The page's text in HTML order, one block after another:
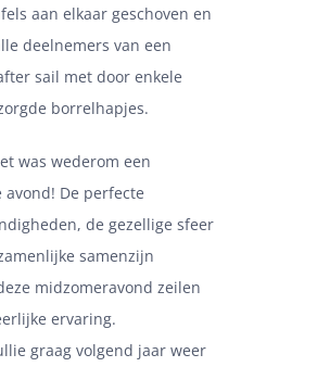
aan elkaar geschoven en
deelnemers van een
sail met door enkele
borrelhapjes.
was wederom een
avond! De perfecte
de gezellige sfeer
samenzijn
midzomeravond zeilen
ervaring.
graag volgend jaar weer